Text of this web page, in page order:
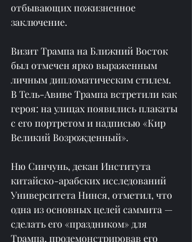
отбывающих пожизненное
заключение.
Визит Трампа на Ближний Восток
был отмечен ярко выраженным
личным дипломатическим стилем.
В Тель-Авиве Трампа встретили как
героя: на улицах появились плакаты
с его портретом и надписью «Кир
Великий Возрожденный».
Ню Синчунь, декан Института
китайско-арабских исследований
Университета Нинся, отметил, что
одна из основных целей саммита —
сделать его «праздником» для
Трампа, продемонстрировав его